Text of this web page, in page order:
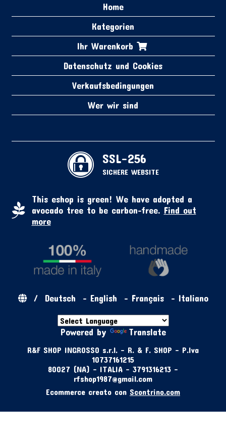
Home
Kategorien
Ihr Warenkorb
Datenschutz und Cookies
Verkaufsbedingungen
Wer wir sind
SSL-256
SICHERE WEBSITE
This eshop is green! We have adopted a
avocado tree to be carbon-free. Find out
more
/ Deutsch - English - Français- Italiano
Powered by Translate
R&F SHOP INGROSSO s.r.l. - R. & F. SHOP - P.Iva
10737161215
80027 (NA) - ITALIA - 3791316213 -
rfshop1987@gmail.com
Ecommerce creato con Scontrino.com